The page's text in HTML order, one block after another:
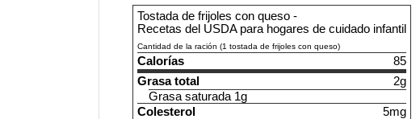
Tostada de frijoles con queso -
Recetas del USDA para hogares de cuidado infantil
Cantidad de la ración (1 tostada de frijoles con queso)
Calorías
85
Grasa total
2g
Grasa saturada 1g
Colesterol
5mg